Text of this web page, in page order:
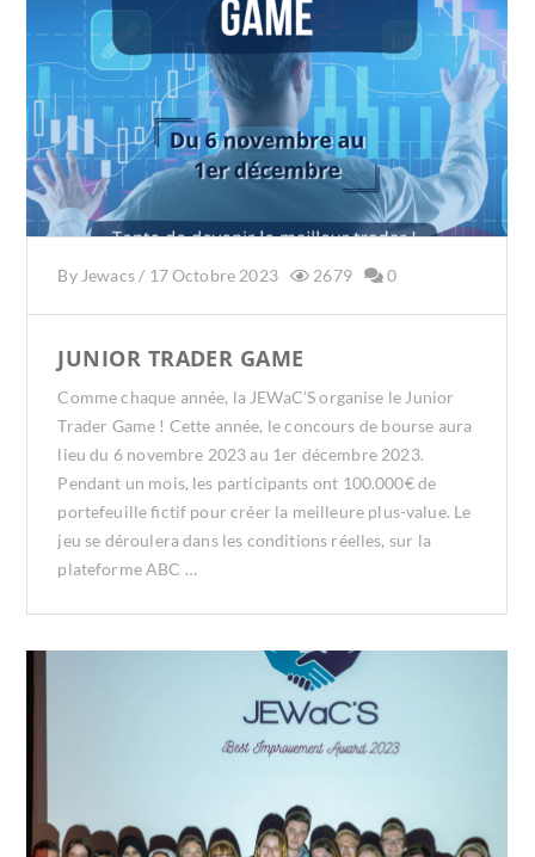
By Jewacs/ 17 Octobre 2023 2679 0
JUNIOR TRADER GAME
Comme chaque année, la JEWaC’S organise le Junior
Trader Game ! Cette année, le concours de bourse aura
lieu du 6 novembre 2023 au 1er décembre 2023.
Pendant un mois, les participants ont 100.000€ de
portefeuille fictif pour créer la meilleure plus-value. Le
jeu se déroulera dans les conditions réelles, sur la
plateforme ABC …